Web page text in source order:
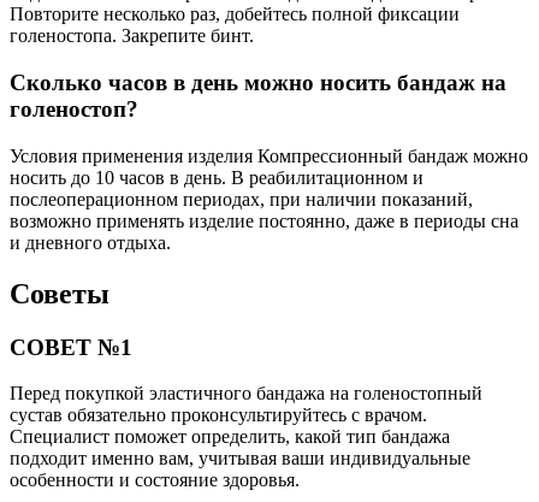
Повторите несколько раз, добейтесь полной фиксации
голеностопа. Закрепите бинт.
Сколько часов в день можно носить бандаж на
голеностоп?
Условия применения изделия Компрессионный бандаж можно
носить до 10 часов в день. В реабилитационном и
послеоперационном периодах, при наличии показаний,
возможно применять изделие постоянно, даже в периоды сна
и дневного отдыха.
Советы
СОВЕТ №1
Перед покупкой эластичного бандажа на голеностопный
сустав обязательно проконсультируйтесь с врачом.
Специалист поможет определить, какой тип бандажа
подходит именно вам, учитывая ваши индивидуальные
особенности и состояние здоровья.